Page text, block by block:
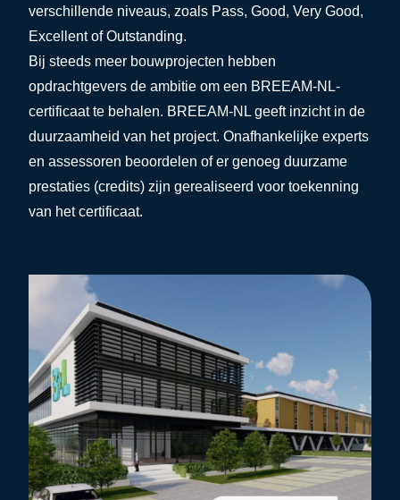
verschillende niveaus, zoals Pass, Good, Very Good,
Excellent of Outstanding.
Bij steeds meer bouwprojecten hebben
opdrachtgevers de ambitie om een BREEAM-NL-
certificaat te behalen. BREEAM-NL geeft inzicht in de
duurzaamheid van het project. Onafhankelijke experts
en assessoren beoordelen of er genoeg duurzame
prestaties (credits) zijn gerealiseerd voor toekenning
van het certificaat.